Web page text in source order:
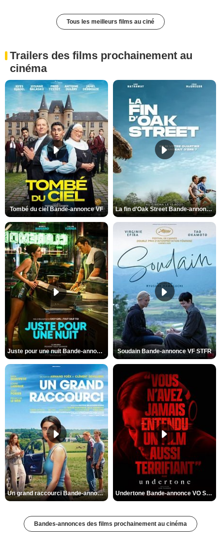
Tous les meilleurs films au ciné
Trailers des films prochainement au
cinéma
Tombé du ciel Bande-annonce VF La fin d’Oak Street Bande-annonce VO STFR
Juste pour une nuit Bande-annonce VO STFR Soudain Bande-annonce VF STFR
Un grand raccourci Bande-annonce VF Undertone Bande-annonce VO STFR
Bandes-annonces des films prochainement au cinéma